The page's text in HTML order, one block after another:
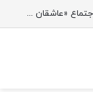
تبیین جایگاه مهدویت در اندیشه رهبر شهید در اجتماع «عاشقان ولایت» ساری